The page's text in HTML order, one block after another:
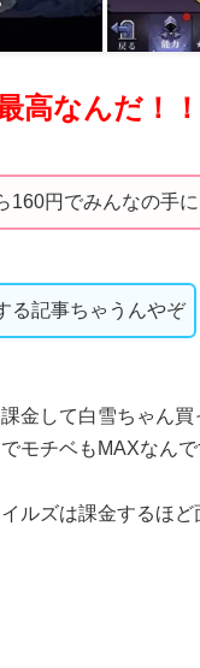
高なんだ！！
160円でみんなの手に
る記事ちゃうんやぞ
金して白雪ちゃん
モチベもMAXなんで
ルズは課金するほど